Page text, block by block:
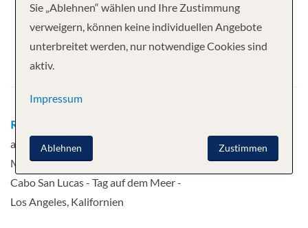
7 NächteNorwegian Encore
Abfahrt
Route
auf dem Meer - Tag auf dem Meer -
Mazatlan, Mexiko - Puerto Vallarta -
Cabo San Lucas - Tag auf dem Meer -
Los Angeles, Kalifornien
Sie „Ablehnen“ wählen und Ihre Zustimmung
verweigern, können keine individuellen Angebote
unterbreitet werden, nur notwendige Cookies sind
aktiv.
Impressum
Zustimmen
Ablehnen